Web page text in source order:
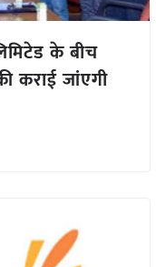
के बीच
कराई जांएगी